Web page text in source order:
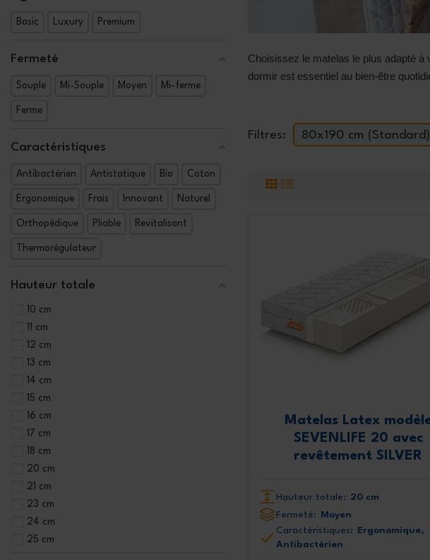
Choisissez le matelas le plus adapté
dormir est essentiel au bien-être
Filtres: 80x190 cm (Standard)
Matelas Latex
SEVENLIFE 20 avec
revêtement SILVER
Hauteur totale: 20 cm
Fermeté: Moyen
Caractéristiques:
Ergonomique,
Antibactérien
Basic Luxury Premium
Fermeté
Souple Mi-Souple Moyen Mi-ferme
Ferme
Caractéristiques
Antibactérien Antistatique Bio Coton
Ergonomique Frais Innovant Naturel
Orthopédique Pliable Revitalisant
Thermorégulateur
Hauteur totale
10 cm
11 cm
12 cm
13 cm
14 cm
15 cm
16 cm
17 cm
18 cm
20 cm
21 cm
23 cm
24 cm
25 cm